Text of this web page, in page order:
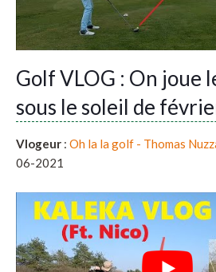
Golf VLOG : On joue
sous le soleil de
Vlogeur : Oh la la golf - Thomas
06-2021